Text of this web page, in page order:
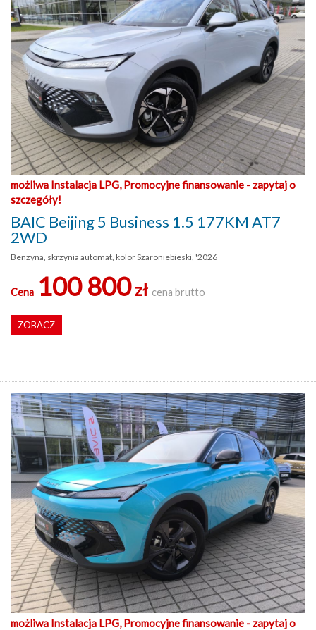
możliwa Instalacja LPG, Promocyjne finansowanie - zapytaj o
szczegóły!
BAIC Beijing 5 Business 1.5 177KM AT7
2WD
Benzyna, skrzynia automat, kolor Szaroniebieski, '2026
Cena 100 800zł cena brutto
ZOBACZ
możliwa Instalacja LPG, Promocyjne finansowanie - zapytaj o